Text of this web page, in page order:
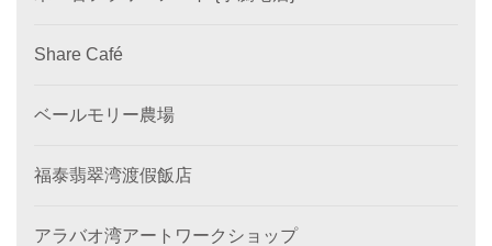
Share Café
ベールモリー農場
福泰翡翠湾渡假飯店
アラバオ湾アートワークショップ